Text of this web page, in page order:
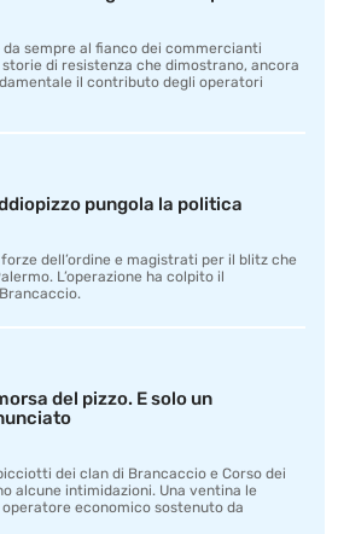
da sempre al fianco dei commercianti
di resistenza che dimostrano, ancora
il contributo degli operatori
pungola la politica
dell’ordine e magistrati per il blitz che
L’operazione ha colpito il
del pizzo. E solo un
dei clan di Brancaccio e Corso dei
alcune intimidazioni. Una ventina le
economico sostenuto da